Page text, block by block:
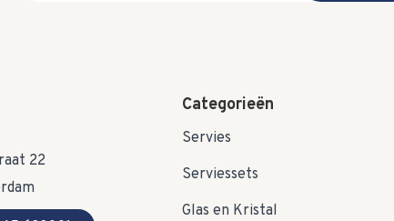
22
Categorieën
Servies
Serviessets
Glas en Kristal